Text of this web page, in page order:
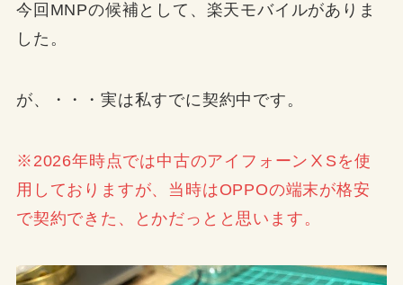
今回MNPの候補として、楽天モバイルがありま
した。
が、・・・実は私すでに契約中です。
※2026年時点では中古のアイフォーンⅩSを使
用しておりますが、当時はOPPOの端末が格安
で契約できた、とかだっとと思います。